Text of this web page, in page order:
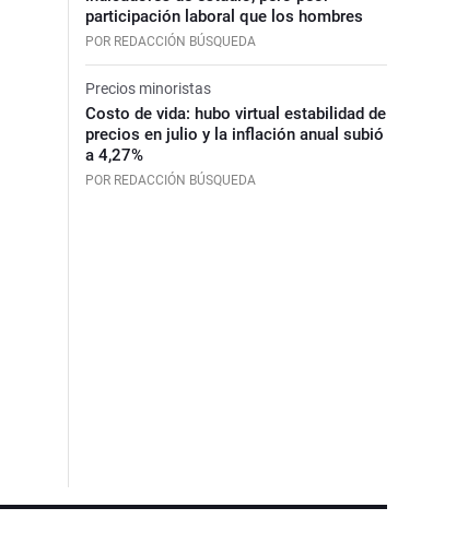
participación laboral que los hombres
POR REDACCIÓN BÚSQUEDA
Precios minoristas
Costo de vida: hubo virtual estabilidad de
precios en julio y la inflación anual subió
a 4,27%
POR REDACCIÓN BÚSQUEDA